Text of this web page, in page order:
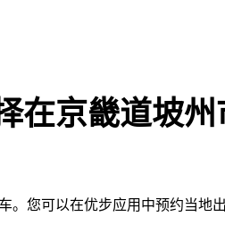
在京畿道坡
。您可以在优步应用中预约当地